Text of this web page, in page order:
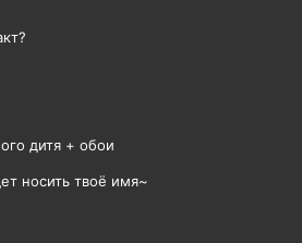
дитя + обои
носить твоë имя~